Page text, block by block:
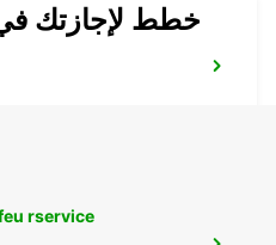
خطط لإجازتك
rservice